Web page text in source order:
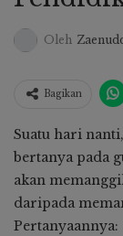
Oleh
Bagikan
Suatu hari
bertanya pada
akan
daripada